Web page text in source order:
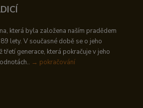
která byla založena naším pradědem
lety. V současné době se o jeho
generace, která pokračuje v jeho
→ pokračování